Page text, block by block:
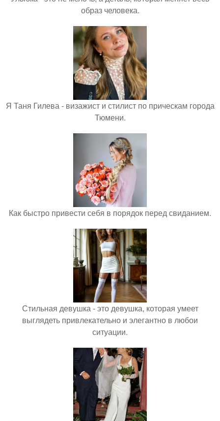
образ человека.
Я Таня Гилева - визажист и стилист по прическам города
Тюмени.
Как быстро привести себя в порядок перед свиданием.
Стильная девушка - это девушка, которая умеет
выглядеть привлекательно и элегантно в любои
ситуации.